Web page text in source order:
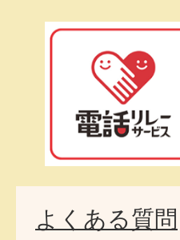
よくある質問